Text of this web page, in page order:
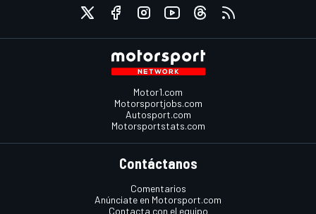
Motor1.com
Motorsportjobs.com
Autosport.com
Motorsportstats.com
Contáctanos
Comentarios
Anúnciate en Motorsport.com
Contacta con el equipo